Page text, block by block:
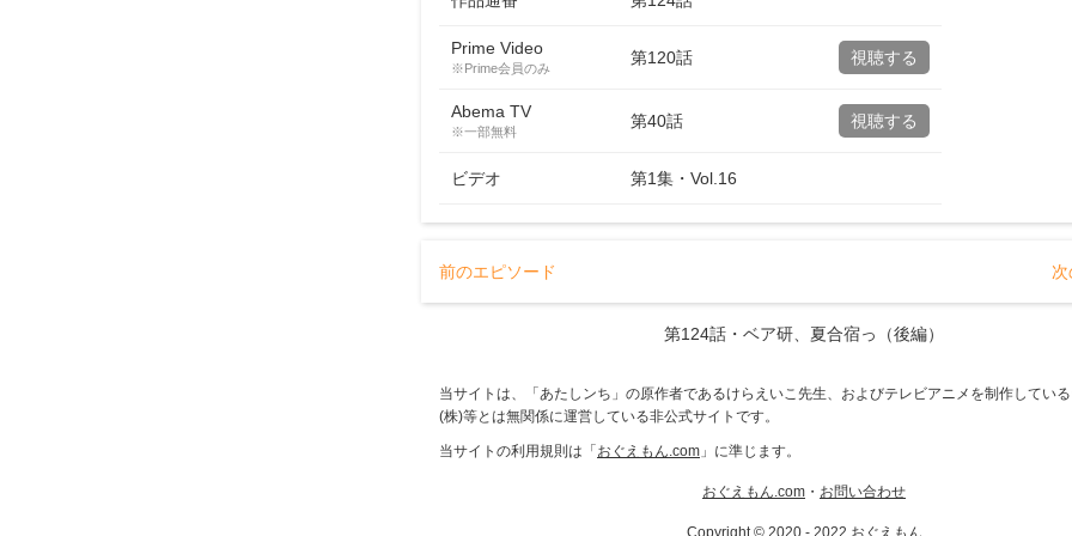
Prime Video
※Prime会員のみ
第120話 視聴する
Abema TV
※一部無料
第40話 視聴する
ビデオ 第1集・Vol. 16
前のエピソード
第124話・ ベア研、夏合宿っ（後編）
当サイトは、「あたしンち」の原作者であるけらえいこ先生、およびテレビアニメを制作してい
(株)等とは無関係に運営している非公式サイトです。
当サイトの利用規則は「 おぐえもん.com 」に準じます。
おぐえもん.com ・ お問い合わせ
Copyright © 2020 - 2022 おぐえもん